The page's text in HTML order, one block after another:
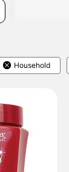
Household